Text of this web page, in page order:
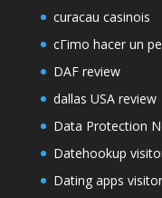
curacau casinois
cГіmo hacer un
DAF review
dallas USA review
Data Protection
Datehookup
Dating apps